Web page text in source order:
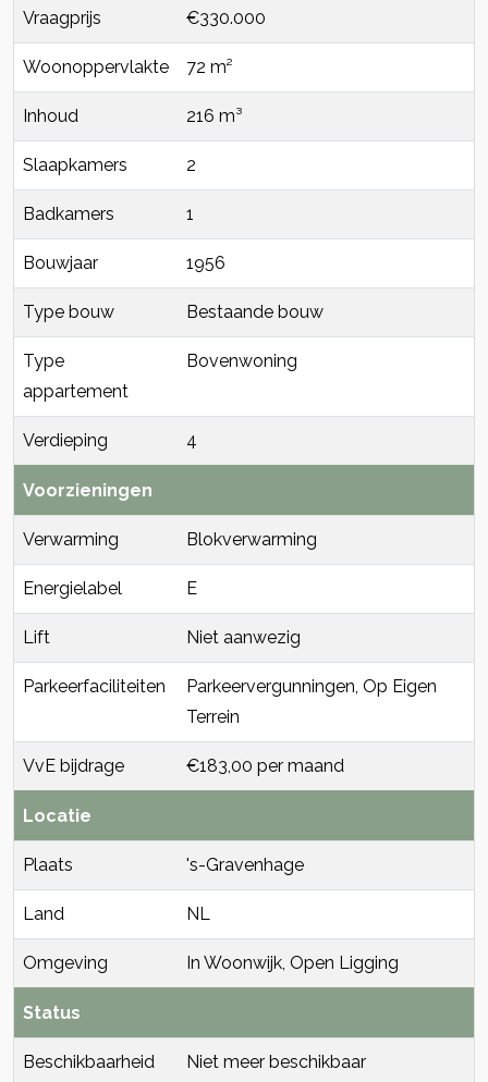
Vraagprijs €330.000
Woonoppervlakte 72 m²
Inhoud 216 m³
Slaapkamers 2
Badkamers 1
Bouwjaar 1956
Type bouw Bestaande bouw
Type
appartement
Bovenwoning
Verdieping 4
Voorzieningen
Verwarming Blokverwarming
Energielabel E
Lift Niet aanwezig
Parkeerfaciliteiten
Parkeervergunningen, Op Eigen
Terrein
VvE bijdrage €183,00 per maand
Locatie
Plaats 's-Gravenhage
Land NL
Omgeving In Woonwijk, Open Ligging
Status
Beschikbaarheid Niet meer beschikbaar